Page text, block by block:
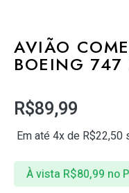
AVIÃO
BOEING 747
R$89,99
Em até 4x de R$22,50
À vista R$80,99 no